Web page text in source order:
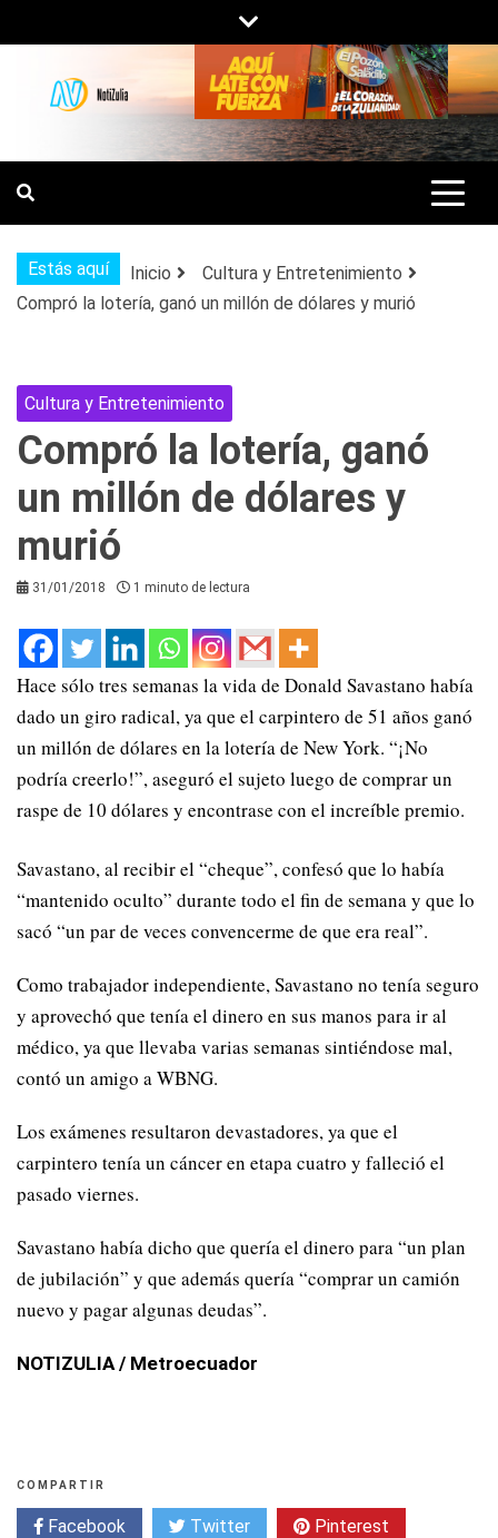
al
contenido
NOTIZULIA
NOTICIAS DEL ZULIA, VENEZUELA Y
DE INTERÉS GENERAL.
Estás aquí Inicio
Cultura y Entretenimiento
Compró la lotería, ganó un millón de dólares y murió
Cultura y Entretenimiento
Compró la lotería, ganó
un millón de dólares y
murió
31/01/2018 1 minuto de lectura
Hace sólo tres semanas la vida de Donald Savastano había
dado un giro radical, ya que el carpintero de 51 años ganó
un millón de dólares en la lotería de New York. “¡No
podría creerlo!”, aseguró el sujeto luego de comprar un
raspe de 10 dólares y encontrase con el increíble premio.
Savastano, al recibir el “cheque”, confesó que lo había
“mantenido oculto” durante todo el fin de semana y que lo
sacó “un par de veces convencerme de que era real”.
Como trabajador independiente, Savastano no tenía seguro
y aprovechó que tenía el dinero en sus manos para ir al
médico, ya que llevaba varias semanas sintiéndose mal,
contó un amigo a WBNG.
Los exámenes resultaron devastadores, ya que el
carpintero tenía un cáncer en etapa cuatro y falleció el
pasado viernes.
Savastano había dicho que quería el dinero para “un plan
de jubilación” y que además quería “comprar un camión
nuevo y pagar algunas deudas”.
NOTIZULIA / Metroecuador
COMPARTIR
Facebook Twitter Pinterest